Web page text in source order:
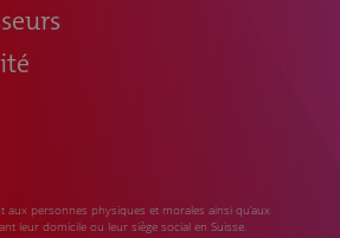
aux personnes physiques et morales ainsi qu’aux
leur domicile ou leur siège social en Suisse.